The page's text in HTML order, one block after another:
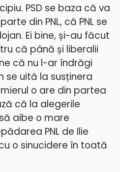
PSD se baza că va
din PNL, că PNL se
Ei bine, și-au făcut
că până și liberalii
că nu l-ar îndrăgi
se uită la susținera
o are din partea
că la alegerile
aibe o mare
PNL de Ilie
o sinucidere în toată